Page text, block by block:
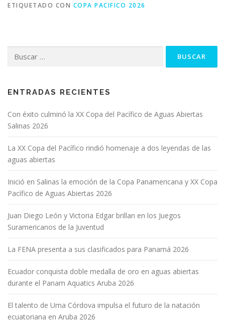
ETIQUETADO CON COPA PACIFICO 2026
ENTRADAS RECIENTES
Con éxito culminó la XX Copa del Pacífico de Aguas Abiertas
Salinas 2026
La XX Copa del Pacífico rindió homenaje a dos leyendas de las
aguas abiertas
Inició en Salinas la emoción de la Copa Panamericana y XX Copa
Pacífico de Aguas Abiertas 2026
Juan Diego León y Victoria Edgar brillan en los Juegos
Suramericanos de la Juventud
La FENA presenta a sus clasificados para Panamá 2026
Ecuador conquista doble medalla de oro en aguas abiertas
durante el Panam Aquatics Aruba 2026
El talento de Uma Córdova impulsa el futuro de la natación
ecuatoriana en Aruba 2026